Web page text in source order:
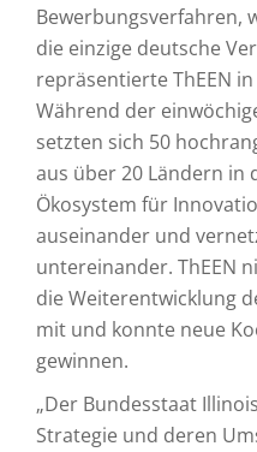
Bewerbungsverfahren,
die einzige deutsche
repräsentierte ThEEN
Während der
setzten sich 50
aus über 20 Ländern in
Ökosystem für
auseinander und
untereinander. ThEEN
die Weiterentwicklung
mit und konnte neue
gewinnen.
„Der Bundesstaat
Strategie und deren